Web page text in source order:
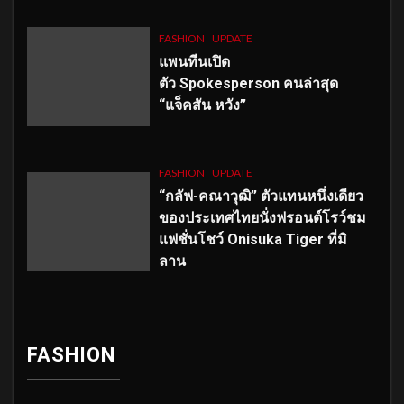
FASHION UPDATE
แพนทีนเปิด
ตัว Spokesperson คนล่าสุด
“แจ็คสัน หวัง”
FASHION UPDATE
“กลัฟ-คณาวุฒิ” ตัวแทนหนึ่งเดียว
ของประเทศไทยนั่งฟรอนต์โรว์ชม
แฟชั่นโชว์ Onisuka Tiger ที่มิ
ลาน
FASHION